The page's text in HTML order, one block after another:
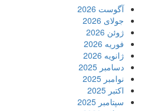
آگوست 2026
جولای 2026
ژوئن 2026
فوریه 2026
ژانویه 2026
دسامبر 2025
نوامبر 2025
اکتبر 2025
سپتامبر 2025